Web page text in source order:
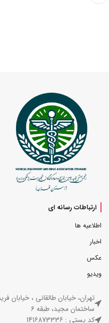
ارتباطات رسانه ای
اطلاعیه ها
اخبار
عکس
ویدیو
ساختمان مجید، طبقه ۶
کد پستی : 1416873336